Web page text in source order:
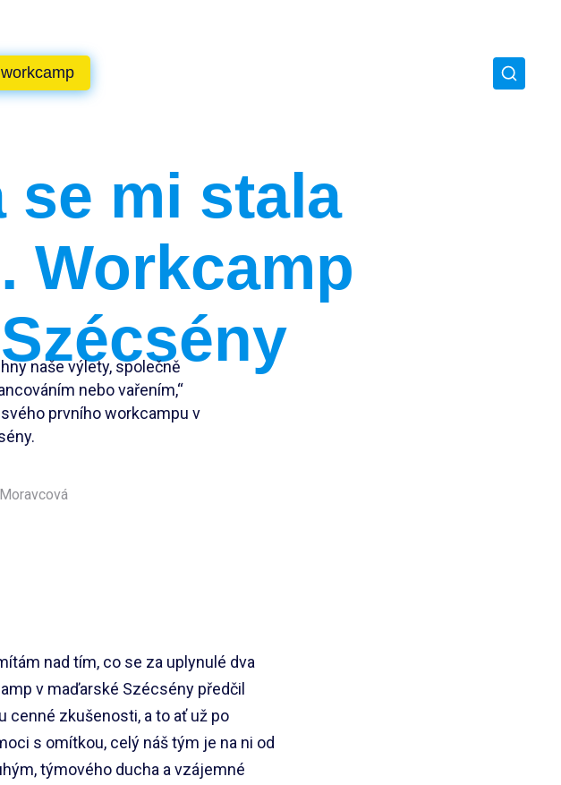
se mi stala
Workcamp
naše výlety, společně
nebo vařením,“
prvního workcampu v
nad tím, co se za uplynulé dva
v maďarské Szécsény předčil
cenné zkušenosti, a to ať už po
s omítkou, celý náš tým je na ni od
týmového ducha a vzájemné